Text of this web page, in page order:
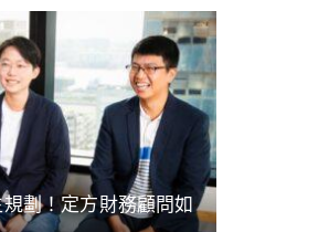
劃！定方財務顧問如